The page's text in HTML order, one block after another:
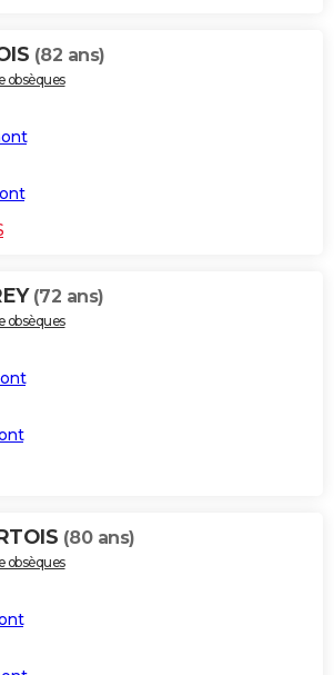
(82 ans)
obsèques
(72 ans)
obsèques
(80 ans)
obsèques